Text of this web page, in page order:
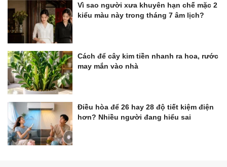
Vì sao người xưa khuyên hạn chế mặc 2
kiểu màu này trong tháng 7 âm lịch?
Cách để cây kim tiền nhanh ra hoa, rước
may mắn vào nhà
Điều hòa để 26 hay 28 độ tiết kiệm điện
hơn? Nhiều người đang hiểu sai